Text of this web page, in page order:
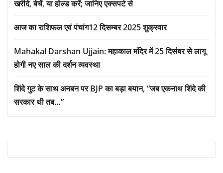
खरीदे, बेचें, या होल्ड करें; जानिए एक्सपर्ट से
आज का राशिफल एवं पंचांग12 दिसम्बर 2025 शुक्रवार
Mahakal Darshan Ujjain: महाकाल मंदिर में 25 दिसंबर से लागू
होगी नए साल की दर्शन व्यवस्था
शिंदे गुट के साथ अनबन पर BJP का बड़ा बयान, “जब एकनाथ शिंदे की
सरकार थी तब…”